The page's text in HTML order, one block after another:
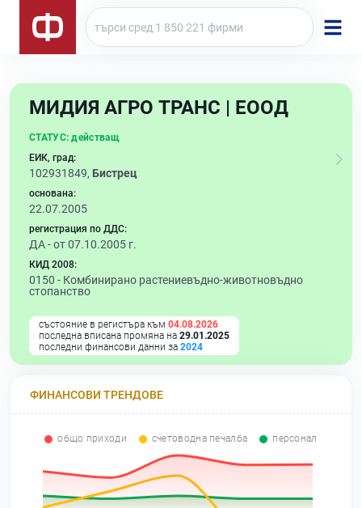
МИДИЯ АГРО ТРАНС | ЕООД
СТАТУС: действащ
ЕИК, град:
102931849, Бистрец
основана:
22.07.2005
регистрация по ДДС:
ДА - от 07.10.2005 г.
КИД 2008:
0150 - Комбинирано растениевъдно-животновъдно
стопанство
състояние в регистъра към 04.08.2026
последна вписана промяна на 29.01.2025
последни финансови данни за 2024
ФИНАНСОВИ ТРЕНДОВЕ
общо приходи счетоводна печалба персонал